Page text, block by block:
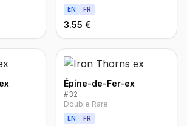
EN FR
3.55 €
Épine-de-Fer-ex
#32
Double Rare
EN FR